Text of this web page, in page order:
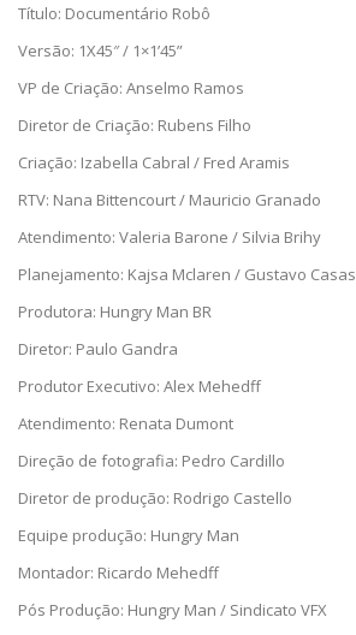
Título: Documentário Robô
Versão: 1X45″ / 1×1’45”
VP de Criação: Anselmo Ramos
Diretor de Criação: Rubens Filho
Criação: Izabella Cabral / Fred Aramis
RTV: Nana Bittencourt / Mauricio Granado
Atendimento: Valeria Barone / Silvia Brihy
Planejamento: Kajsa Mclaren / Gustavo Casas
Produtora: Hungry Man BR
Diretor: Paulo Gandra
Produtor Executivo: Alex Mehedff
Atendimento: Renata Dumont
Direção de fotografia: Pedro Cardillo
Diretor de produção: Rodrigo Castello
Equipe produção: Hungry Man
Montador: Ricardo Mehedff
Pós Produção: Hungry Man / Sindicato VFX